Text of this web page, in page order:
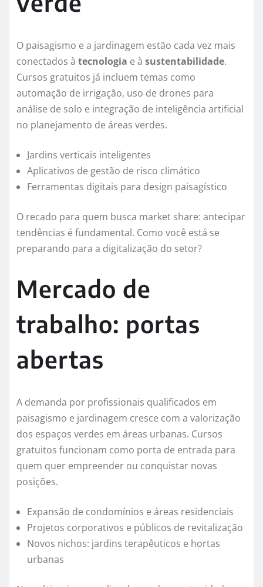
O paisagismo e a jardinagem estão cada vez mais
conectados à tecnologia e à sustentabilidade.
Cursos gratuitos já incluem temas como
automação de irrigação, uso de drones para
análise de solo e integração de inteligência artificial
no planejamento de áreas verdes.
Jardins verticais inteligentes
Aplicativos de gestão de risco climático
Ferramentas digitais para design paisagístico
O recado para quem busca market share: antecipar
tendências é fundamental. Como você está se
preparando para a digitalização do setor?
Mercado de
trabalho: portas
abertas
A demanda por profissionais qualificados em
paisagismo e jardinagem cresce com a valorização
dos espaços verdes em áreas urbanas. Cursos
gratuitos funcionam como porta de entrada para
quem quer empreender ou conquistar novas
posições.
Expansão de condomínios e áreas residenciais
Projetos corporativos e públicos de revitalização
Novos nichos: jardins terapêuticos e hortas
urbanas